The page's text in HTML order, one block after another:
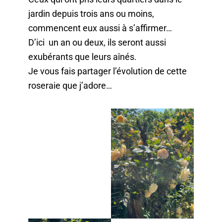
jardin depuis trois ans ou moins,
commencent eux aussi à s’affirmer…
D’ici un an ou deux, ils seront aussi
exubérants que leurs aînés.
Je vous fais partager l’évolution de cette
roseraie que j’adore…